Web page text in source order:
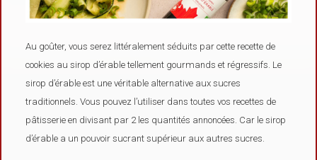
Au goûter, vous serez littéralement séduits par cette recette de
cookies au sirop d’érable tellement gourmands et régressifs. Le
sirop d’érable est une véritable alternative aux sucres
traditionnels. Vous pouvez l’utiliser dans toutes vos recettes de
pâtisserie en divisant par 2 les quantités annoncées. Car le sirop
d’érable a un pouvoir sucrant supérieur aux autres sucres.